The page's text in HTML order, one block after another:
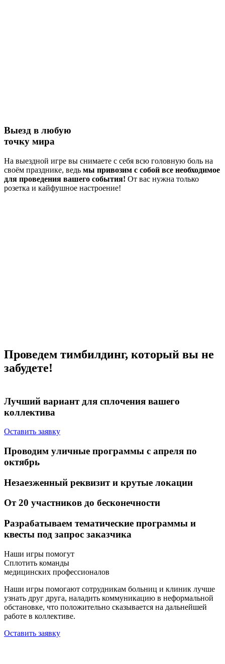
Выезд в любую
точку мира
На выездной игре вы снимаете с себя всю головную боль на
своём празднике, ведь мы привозим с собой все необходимое
для проведения вашего события! От вас нужна только
розетка и кайфушное настроение!
Проведем тимбилдинг, который вы не
забудете!
Лучший вариант для сплочения вашего
коллектива
Оставить заявку
Проводим уличные программы с апреля по
октябрь
Незаезженный реквизити крутые локации
От 20 участников до бесконечности
Разрабатываем тематические программы и
квесты под запрос заказчика
Наши игры помогут
Сплотить команды
медицинских профессионалов
Наши игры помогают сотрудникам больниц и клиник лучше
узнать друг друга, наладить коммуникацию в неформальной
обстановке, что положительно сказывается на дальнейшей
работе в коллективе.
Оставить заявку